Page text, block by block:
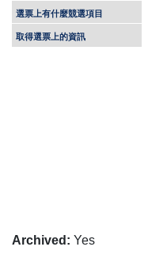
選票上有什麼競選項目
取得選票上的資訊
Archived : Yes